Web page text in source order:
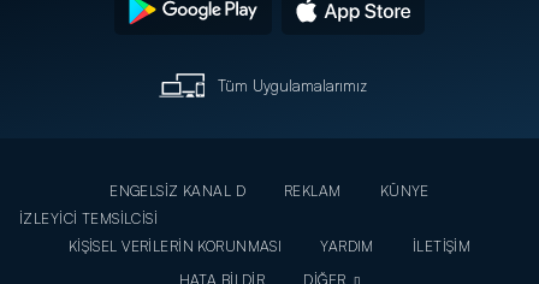
Tüm Uygulamalarımız
ENGELSİZ KANAL D REKLAM
KÜNYE
İZLEYİCİ TEMSİLCİSİ
KİŞİSEL VERİLERİN KORUNMASI
YARDIM
İLETİŞİM
HATA BİLDİR
DİĞER